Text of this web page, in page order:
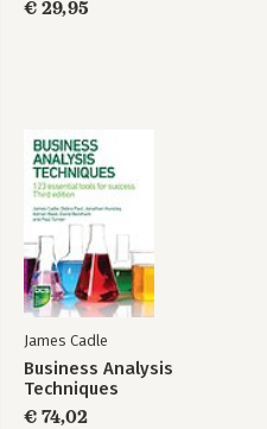
€ 29,95
James Cadle
Business Analysis
Techniques
€ 74,02